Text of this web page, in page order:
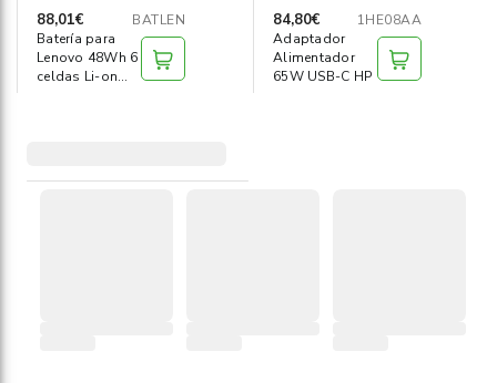
88,01€
BATLEN
Batería para
Lenovo 48Wh 6
celdas Li-on
84,80€
1HE08AA
Adaptador
Alimentador
65W USB-C HP